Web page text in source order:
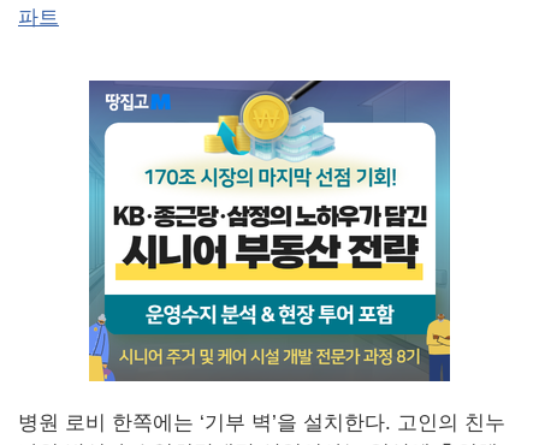
파트
병원 로비 한쪽에는 ‘기부 벽’을 설치한다. 고인의 친누